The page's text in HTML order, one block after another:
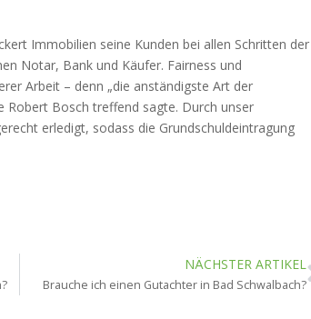
Immobilien seine Kunden bei allen Schritten der
Notar, Bank und Käufer. Fairness und
Arbeit – denn „die anständigste Art der
Robert Bosch treffend sagte. Durch unser
erledigt, sodass die Grundschuldeintragung
NÄCHSTER ARTIKEL
Brauche ich einen Gutachter in Bad Schwalbach?